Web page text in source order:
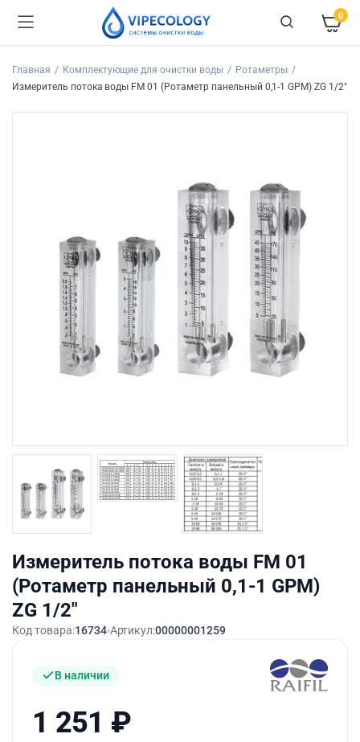
0
Главная Комплектующие для очистки воды
Ротаметры
Измеритель потока воды FM 01 (Ротаметр панельный 0,1-1 GPM) ZG 1/2″
Измеритель потока воды FM 01
(Ротаметр панельный 0,1-1 GPM)
ZG 1/2″
Код товара:16734 Артикул:00000001259
В наличии
1 251 ₽